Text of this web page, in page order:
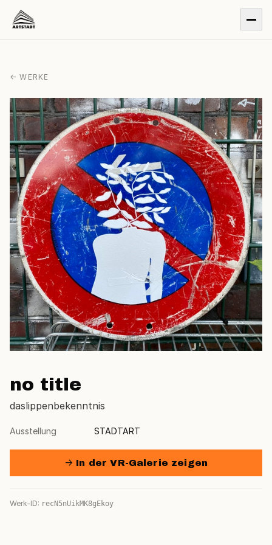
← WERKE
no title
daslippenbekenntnis
Ausstellung STADTART
→ In der VR-Galerie zeigen
Werk-ID: recN5nUikMK8gEkoy